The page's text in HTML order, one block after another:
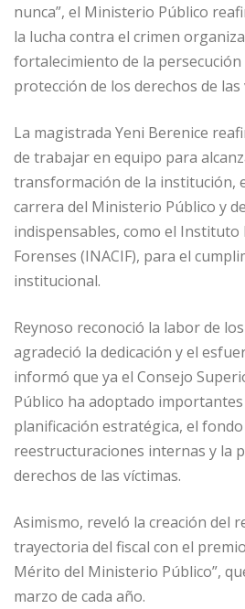
nunca”, el Ministerio Público
la lucha contra el crimen
fortalecimiento de la
protección de los derechos de las
La magistrada Yeni Berenice
de trabajar en equipo para
transformación de la institución,
carrera del Ministerio Público y
indispensables, como el Instituto
Forenses (INACIF), para el
institucional.
Reynoso reconoció la labor de
agradeció la dedicación y el
informó que ya el Consejo
Público ha adoptado
planificación estratégica, el
reestructuraciones internas y la
derechos de las víctimas.
Asimismo, reveló la creación del
trayectoria del fiscal con el
Mérito del Ministerio Público”,
marzo de cada año.